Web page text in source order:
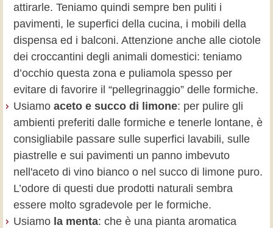
attirarle. Teniamo quindi sempre ben puliti i
pavimenti, le superfici della cucina, i mobili della
dispensa ed i balconi. Attenzione anche alle ciotole
dei croccantini degli animali domestici: teniamo
d’occhio questa zona e puliamola spesso per
evitare di favorire il “pellegrinaggio” delle formiche.
Usiamo aceto e succo di limone: per pulire gli
ambienti preferiti dalle formiche e tenerle lontane, è
consigliabile passare sulle superfici lavabili, sulle
piastrelle e sui pavimenti un panno imbevuto
nell'aceto di vino bianco o nel succo di limone puro.
L’odore di questi due prodotti naturali sembra
essere molto sgradevole per le formiche.
Usiamo la menta: che è una pianta aromatica